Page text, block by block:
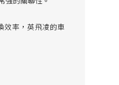
效率，英飛凌的車